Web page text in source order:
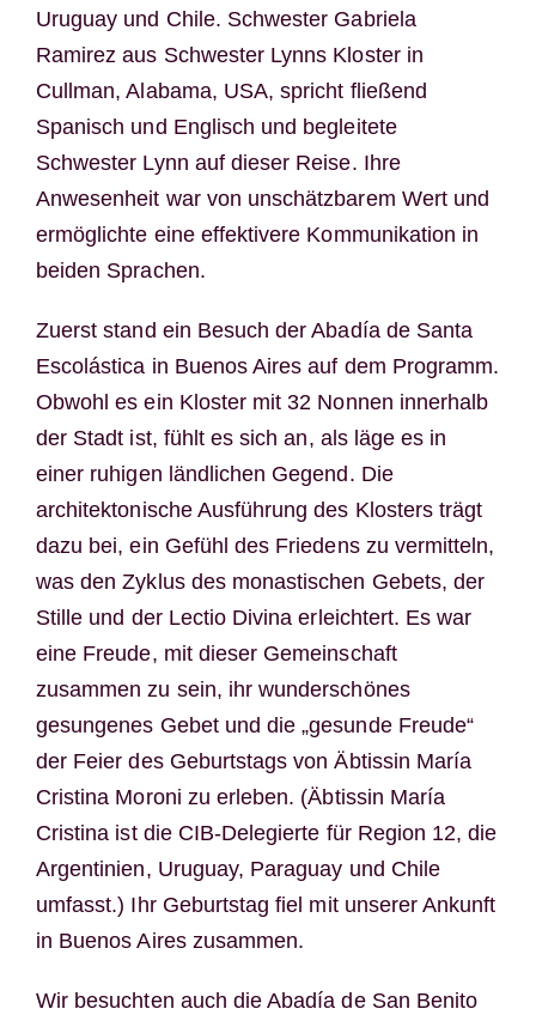
Uruguay und Chile. Schwester Gabriela
Ramirez aus Schwester Lynns Kloster in
Cullman, Alabama, USA, spricht fließend
Spanisch und Englisch und begleitete
Schwester Lynn auf dieser Reise. Ihre
Anwesenheit war von unschätzbarem Wert und
ermöglichte eine effektivere Kommunikation in
beiden Sprachen.
Zuerst stand ein Besuch der Abadía de Santa
Escolástica in Buenos Aires auf dem Programm.
Obwohl es ein Kloster mit 32 Nonnen innerhalb
der Stadt ist, fühlt es sich an, als läge es in
einer ruhigen ländlichen Gegend. Die
architektonische Ausführung des Klosters trägt
dazu bei, ein Gefühl des Friedens zu vermitteln,
was den Zyklus des monastischen Gebets, der
Stille und der Lectio Divina erleichtert. Es war
eine Freude, mit dieser Gemeinschaft
zusammen zu sein, ihr wunderschönes
gesungenes Gebet und die „gesunde Freude“
der Feier des Geburtstags von Äbtissin María
Cristina Moroni zu erleben. (Äbtissin María
Cristina ist die CIB-Delegierte für Region 12, die
Argentinien, Uruguay, Paraguay und Chile
umfasst.) Ihr Geburtstag fiel mit unserer Ankunft
in Buenos Aires zusammen.
Wir besuchten auch die Abadía de San Benito